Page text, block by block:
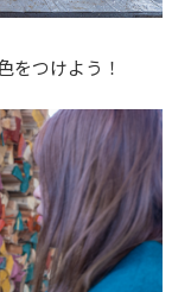
をつけよう！